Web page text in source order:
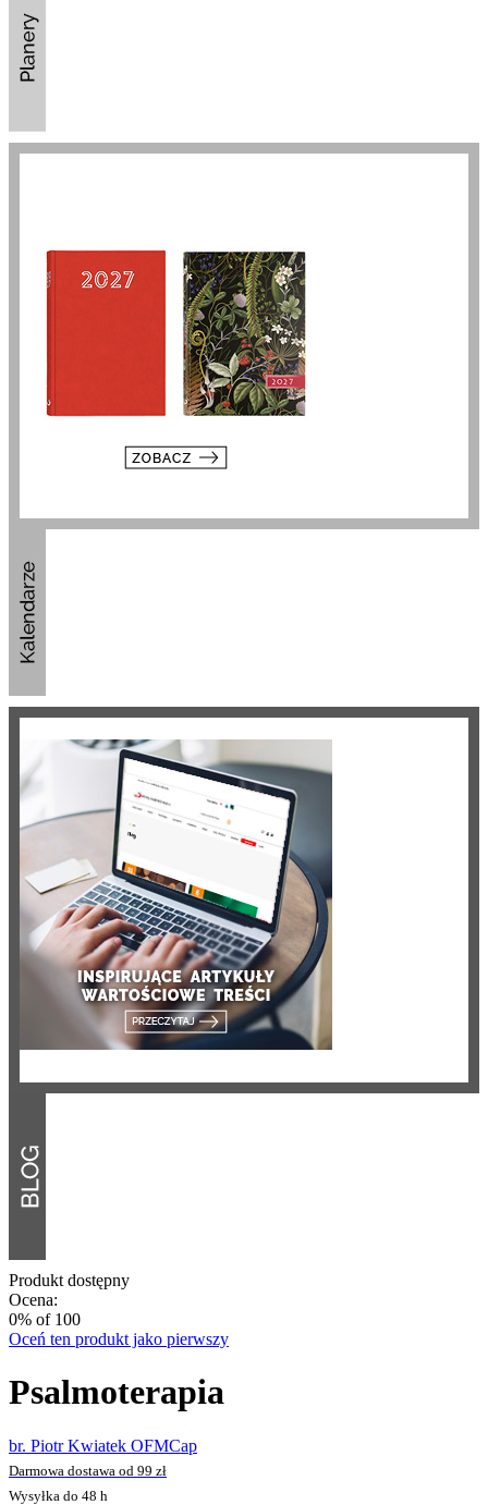
Produkt dostępny
Ocena:
0% of 100
Oceń ten produkt jako pierwszy
Psalmoterapia
br. Piotr Kwiatek OFMCap
Darmowa dostawa od 99 zł
Wysyłka do 48 h